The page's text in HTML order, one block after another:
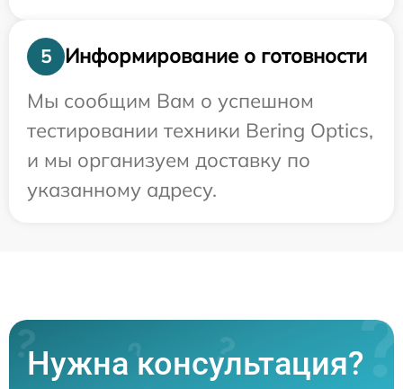
5
Информирование о готовности
Мы сообщим Вам о успешном
тестировании техники Bering Optics,
и мы организуем доставку по
указанному адресу.
Нужна консультация?